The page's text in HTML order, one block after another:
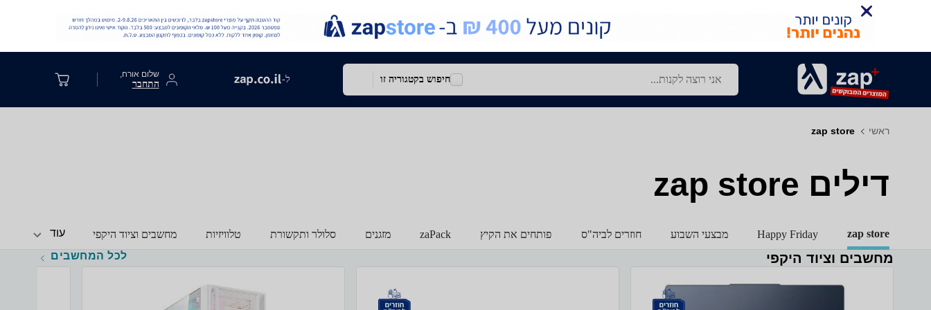
חיפוש בקטגוריה זו ל- שלום אורח,
התחבר
ראשי zap store
דילים zap store
zap store
Happy Friday מבצעי השבוע חוזרים לביה"ס פותחים את הקיץ zaPack מזגנים סלולר ותקשורת טלוויזיות מחשבים וציוד היקפי עוד
מחשבים וציוד היקפי לכל המחשבים